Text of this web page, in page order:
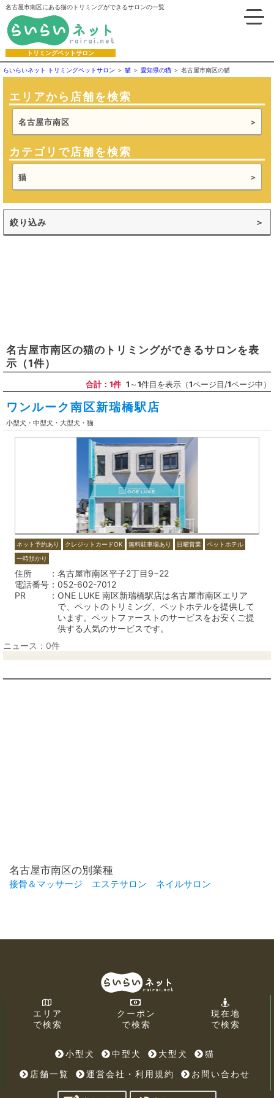
名古屋市南区にある猫のトリミングができるサロンの一覧
トリミングペットサロン
らいらいネット トリミングペットサロン 猫 愛知県の猫 名古屋市南区の猫
エリアから店舗を検索
名古屋市南区
カテゴリで店舗を検索
猫
絞り込み
名古屋市南区の猫のトリミングができるサロンを表
示 （1件）
合計：1件 1～1件目を表示（1ページ目/1ページ中）
ワンルーク南区新瑞橋駅店
小型犬・中型犬・大型犬・猫
ネット予約あり クレジットカードOK 無料駐車場あり 日曜営業
ペットホテル
一時預かり
住所
名古屋市南区平子2丁目9−22
電話番号
052-602-7012
PR
ONE LUKE 南区新瑞橋駅店は名古屋市南区エリア
で、ペットのトリミング、ペットホテルを提供して
います。ペットファーストのサービスをお安くご提
供する人気のサービスです。
ニュース：0件
名古屋市南区の別業種
接骨＆マッサージ エステサロン ネイルサロン
エリア
で検索
クーポン
で検索
現在地
で検索
小型犬 中型犬 大型犬
猫
店舗一覧
運営会社・利用規約 お問い合わせ